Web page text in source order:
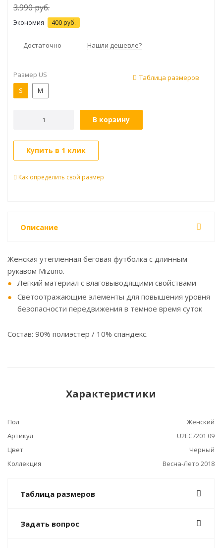
3.990руб.
Экономия 400 руб.
Достаточно Нашли дешевле?
Таблица размеров
Размер US
S
M
В корзину
Купить в 1 клик
Как определить свой размер
Описание
Женская утепленная беговая футболка с длинным
рукавом Mizuno.
Легкий материал с влаговыводящими свойствами
Светоотражающие элементы для повышения уровня
безопасности передвижения в темное время суток
Состав: 90% полиэстер / 10% спандекс.
Характеристики
Пол
Женский
Артикул
U2EC7201 09
Цвет
Черный
Коллекция
Весна-Лето 2018
Таблица размеров
Задать вопрос